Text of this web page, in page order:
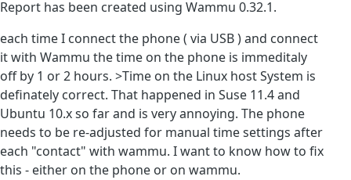
Report has been created using Wammu 0.32.1.
each time I connect the phone ( via USB ) and connect
it with Wammu the time on the phone is immeditaly
off by 1 or 2 hours. >Time on the Linux host System is
definately correct. That happened in Suse 11.4 and
Ubuntu 10.x so far and is very annoying. The phone
needs to be re-adjusted for manual time settings after
each "contact" with wammu. I want to know how to fix
this - either on the phone or on wammu.